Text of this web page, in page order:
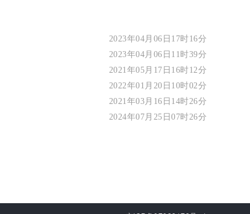
2023年04月06日17时16分
2023年04月06日11时39分
2021年05月17日16时12分
2022年01月20日10时02分
2021年03月16日14时26分
2024年07月25日07时26分